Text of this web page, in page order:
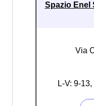
Spazio Enel
Via
L-V: 9-